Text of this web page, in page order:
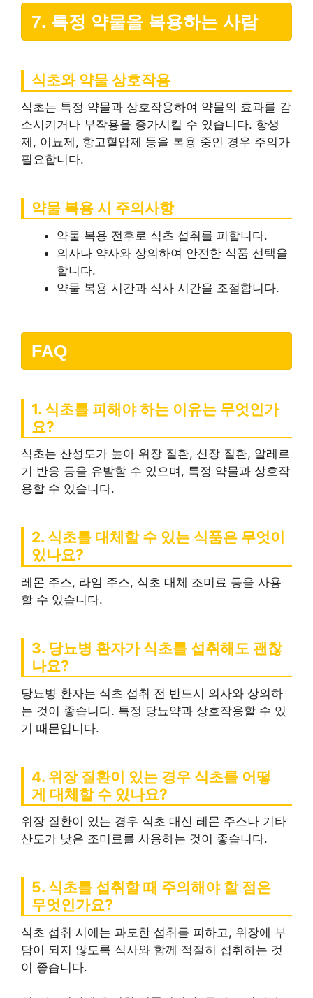
7. 특정 약물을 복용하는 사람
식초와 약물 상호작용
식초는 특정 약물과 상호작용하여 약물의 효과를 감
소시키거나 부작용을 증가시킬 수 있습니다. 항생
제, 이뇨제, 항고혈압제 등을 복용 중인 경우 주의가
필요합니다.
약물 복용 시 주의사항
약물 복용 전후로 식초 섭취를 피합니다.
의사나 약사와 상의하여 안전한 식품 선택을
합니다.
약물 복용 시간과 식사 시간을 조절합니다.
FAQ
1. 식초를 피해야 하는 이유는 무엇인가
요?
식초는 산성도가 높아 위장 질환, 신장 질환, 알레르
기 반응 등을 유발할 수 있으며, 특정 약물과 상호작
용할 수 있습니다.
2. 식초를 대체할 수 있는 식품은 무엇이
있나요?
레몬 주스, 라임 주스, 식초 대체 조미료 등을 사용
할 수 있습니다.
3. 당뇨병 환자가 식초를 섭취해도 괜찮
나요?
당뇨병 환자는 식초 섭취 전 반드시 의사와 상의하
는 것이 좋습니다. 특정 당뇨약과 상호작용할 수 있
기 때문입니다.
4. 위장 질환이 있는 경우 식초를 어떻
게 대체할 수 있나요?
위장 질환이 있는 경우 식초 대신 레몬 주스나 기타
산도가 낮은 조미료를 사용하는 것이 좋습니다.
5. 식초를 섭취할 때 주의해야 할 점은
무엇인가요?
식초 섭취 시에는 과도한 섭취를 피하고, 위장에 부
담이 되지 않도록 식사와 함께 적절히 섭취하는 것
이 좋습니다.